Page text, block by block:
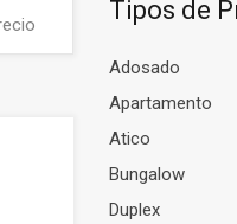
Tipos de
Adosado
Apartamento
Atico
Bungalow
Duplex